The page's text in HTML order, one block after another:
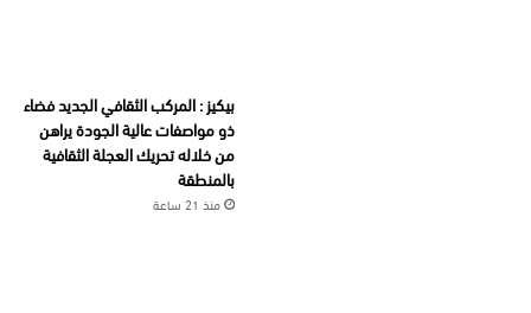
بيكيز : المركب الثقافي الجديد فضاء
ذو مواصفات عالية الجودة يراهن
من خلاله تحريك العجلة الثقافية
بالمنطقة
منذ 21 ساعة